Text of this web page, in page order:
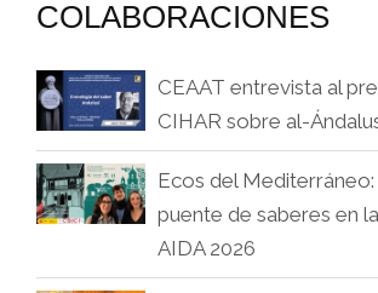
COLABORACIONES
CEAAT entrevista al
CIHAR sobre al-
Ecos del Mediterráneo:
puente de saberes en
AIDA 2026